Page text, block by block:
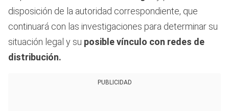
disposición de la autoridad correspondiente, que
continuará con las investigaciones para determinar su
situación legal y su posible vínculo con redes de
distribución.
PUBLICIDAD